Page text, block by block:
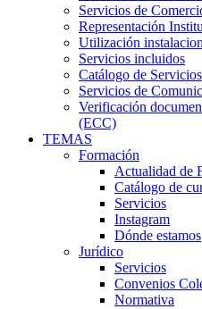
Servicios de
Representación
Utilización
Servicios incluidos
Catálogo de Servicios
Servicios de
Verificación
(ECC)
TEMAS
Formación
Actualidad de
Catálogo de
Servicios
Instagram
Dónde estamos
Jurídico
Servicios
Convenios
Normativa